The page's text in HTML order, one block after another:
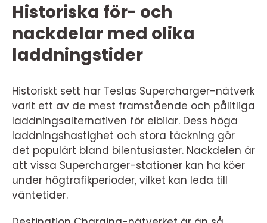
Historiska för- och
nackdelar med olika
laddningstider
Historiskt sett har Teslas Supercharger-nätverk
varit ett av de mest framstående och pålitliga
laddningsalternativen för elbilar. Dess höga
laddningshastighet och stora täckning gör
det populärt bland bilentusiaster. Nackdelen är
att vissa Supercharger-stationer kan ha köer
under högtrafikperioder, vilket kan leda till
väntetider.